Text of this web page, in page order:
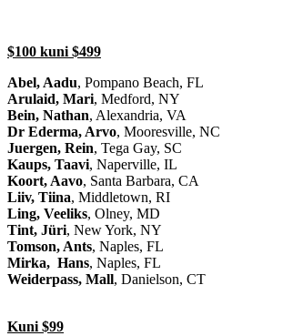
$100 kuni $499
Abel, Aadu, Pompano Beach, FL
Arulaid, Mari, Medford, NY
Bein, Nathan, Alexandria, VA
Dr Ederma, Arvo, Mooresville, NC
Juergen, Rein, Tega Gay, SC
Kaups, Taavi, Naperville, IL
Koort, Aavo, Santa Barbara, CA
Liiv, Tiina, Middletown, RI
Ling, Veeliks, Olney, MD
Tint, Jüri, New York, NY
Tomson, Ants, Naples, FL
Mirka, Hans, Naples, FL
Weiderpass, Mall, Danielson, CT
Kuni $99